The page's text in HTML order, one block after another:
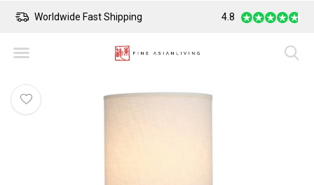
Worldwide Fast Shipping Safe Payment
4.8